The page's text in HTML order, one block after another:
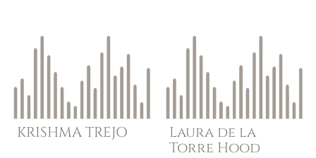
KRISHMATREJO
Laura de la
Torre Hood